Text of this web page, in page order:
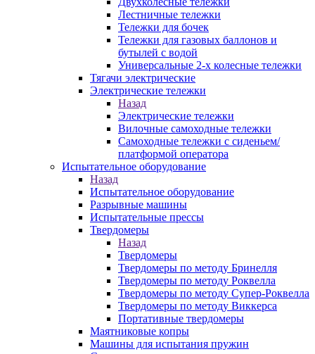
Лестничные тележки
Тележки для бочек
Тележки для газовых баллонов и
бутылей с водой
Универсальные 2-х колесные тележки
Тягачи электрические
Электрические тележки
Назад
Электрические тележки
Вилочные самоходные тележки
Самоходные тележки с сиденьем/
платформой оператора
Испытательное оборудование
Назад
Испытательное оборудование
Разрывные машины
Испытательные прессы
Твердомеры
Назад
Твердомеры
Твердомеры по методу Бринелля
Твердомеры по методу Роквелла
Твердомеры по методу Супер-Роквелла
Твердомеры по методу Виккерса
Портативные твердомеры
Маятниковые копры
Машины для испытания пружин